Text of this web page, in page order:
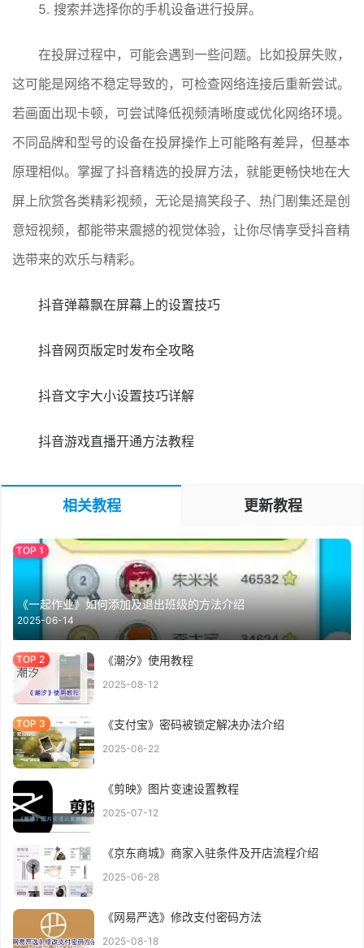
5. 搜索并选择你的手机设备进行投屏。
在投屏过程中，可能会遇到一些问题。比如投屏失败，
这可能是网络不稳定导致的，可检查网络连接后重新尝试。
若画面出现卡顿，可尝试降低视频清晰度或优化网络环境。
不同品牌和型号的设备在投屏操作上可能略有差异，但基本
原理相似。掌握了抖音精选的投屏方法，就能更畅快地在大
屏上欣赏各类精彩视频，无论是搞笑段子、热门剧集还是创
意短视频，都能带来震撼的视觉体验，让你尽情享受抖音精
选带来的欢乐与精彩。
抖音弹幕飘在屏幕上的设置技巧
抖音网页版定时发布全攻略
抖音文字大小设置技巧详解
抖音游戏直播开通方法教程
相关教程 更新教程
《一起作业》如何添加及退出班级的方法介绍
2025-06-14
《潮汐》使用教程
2025-08-12
《支付宝》密码被锁定解决办法介绍
2025-06-22
《剪映》图片变速设置教程
2025-07-12
《京东商城》商家入驻条件及开店流程介绍
2025-06-28
《网易严选》修改支付密码方法
2025-08-18